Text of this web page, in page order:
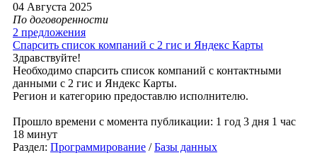
04 Августа 2025
По договоренности
2 предложения
Спарсить список компаний с 2 гис и Яндекс Карты
Здравствуйте!
Необходимо спарсить список компаний с контактными
данными с 2 гис и Яндекс Карты.
Регион и категорию предоставлю исполнителю.
Прошло времени с момента публикации: 1 год 3 дня 1 час
18 минут
Раздел: Программирование /Базы данных